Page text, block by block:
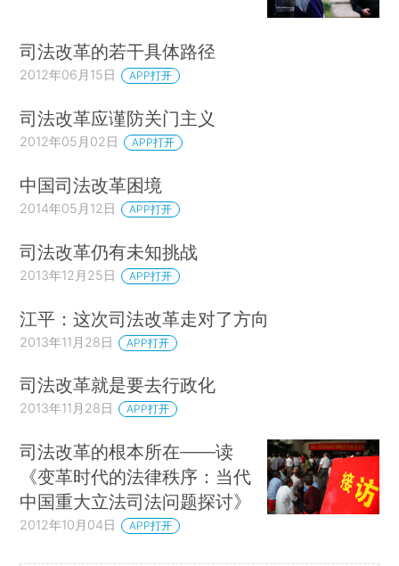
司法改革的若干具体路径
2012年06月15日 APP打开
司法改革应谨防关门主义
2012年05月02日 APP打开
中国司法改革困境
2014年05月12日 APP打开
司法改革仍有未知挑战
2013年12月25日 APP打开
江平：这次司法改革走对了方向
2013年11月28日 APP打开
司法改革就是要去行政化
2013年11月28日 APP打开
司法改革的根本所在——读
《变革时代的法律秩序：当代
中国重大立法司法问题探讨》
2012年10月04日 APP打开